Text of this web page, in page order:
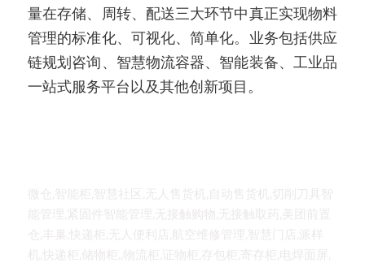
量在存储、周转、配送三大环节中真正实现物料
管理的标准化、可视化、简单化。业务包括供应
链规划咨询、智慧物流容器、智能装备、工业品
一站式服务平台以及其他创新项目。
微仓,智能柜,智慧社区,无人售货机,自动售货机,切削刀具智
能管理,紧固件智能管理,无接触购物,无接触取药,美团前置
仓,丰巢,快递柜,无人便利店,航空维修管理,智慧门店,派样
机,快递柜,储物柜,,物流柜,证物柜,存包柜,寄存柜,电焊面屏,